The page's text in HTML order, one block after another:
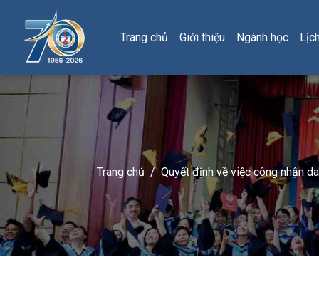
Trang chủ Giới thiệu Ngành học
Trang chủ / Quyết định về việc công nhận